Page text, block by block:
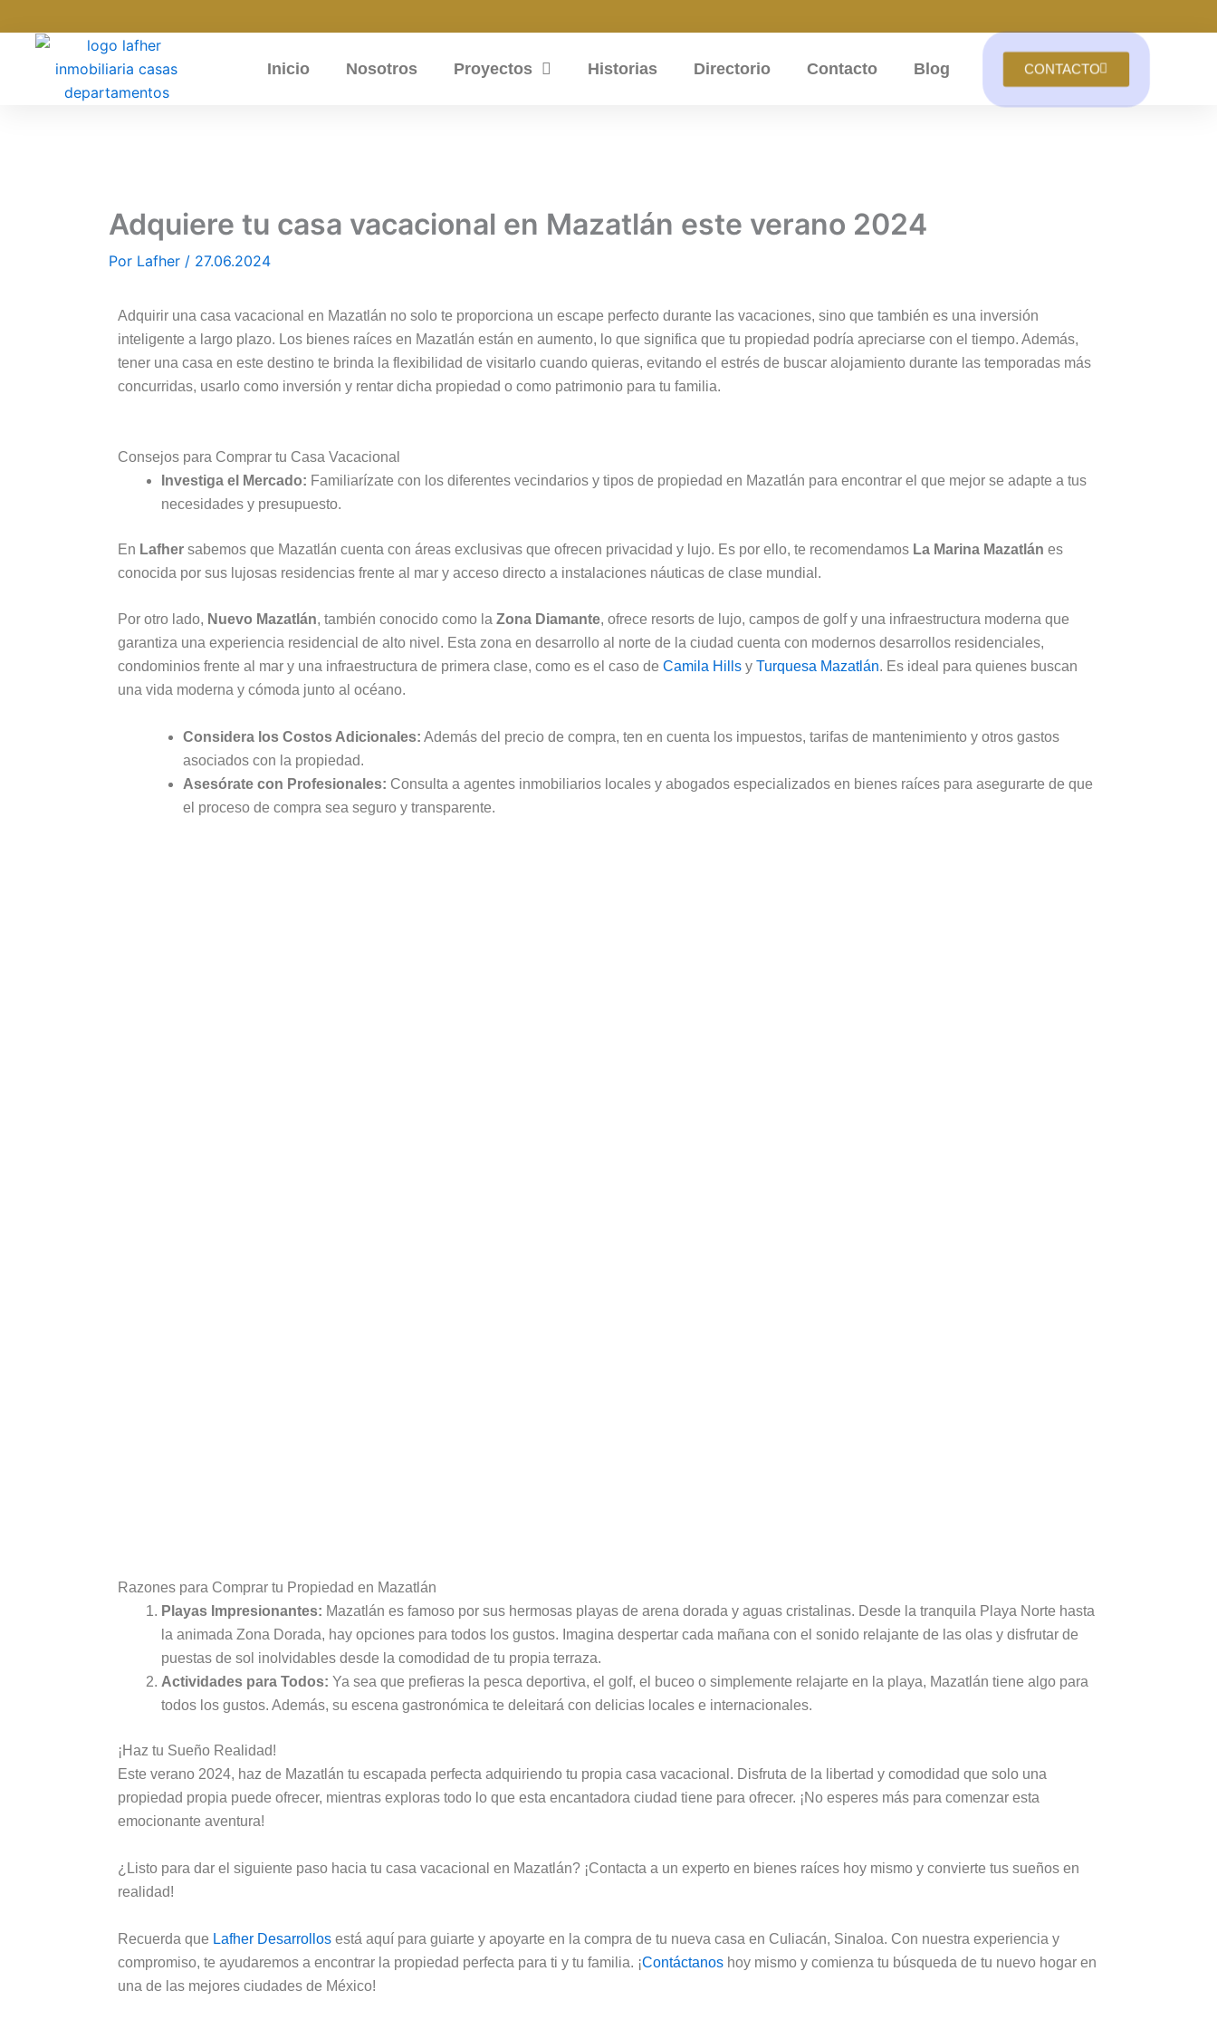
al
Inicio Nosotros Proyectos Historias Directorio Contacto Blog CONTACTO
Adquiere tu casa vacacional en Mazatlán este verano 2024
Por Lafher / 27.06.2024
Adquirir una casa vacacional en Mazatlán no solo te proporciona un escape perfecto durante las vacaciones, sino que también es una inversión
inteligente a largo plazo. Los bienes raíces en Mazatlán están en aumento, lo que significa que tu propiedad podría apreciarse con el tiempo. Además,
tener una casa en este destino te brinda la flexibilidad de visitarlo cuando quieras, evitando el estrés de buscar alojamiento durante las temporadas más
concurridas, usarlo como inversión y rentar dicha propiedad o como patrimonio para tu familia.
Consejos para Comprar tu Casa Vacacional
Investiga el Mercado: Familiarízate con los diferentes vecindarios y tipos de propiedad en Mazatlán para encontrar el que mejor se adapte a tus
necesidades y presupuesto.
En Lafher sabemos que Mazatlán cuenta con áreas exclusivas que ofrecen privacidad y lujo. Es por ello, te recomendamos La Marina Mazatlán es
conocida por sus lujosas residencias frente al mar y acceso directo a instalaciones náuticas de clase mundial.
Por otro lado, Nuevo Mazatlán, también conocido como la Zona Diamante, ofrece resorts de lujo, campos de golf y una infraestructura moderna que
garantiza una experiencia residencial de alto nivel. Esta zona en desarrollo al norte de la ciudad cuenta con modernos desarrollos residenciales,
condominios frente al mar y una infraestructura de primera clase, como es el caso de Camila Hills y Turquesa Mazatlán. Es ideal para quienes buscan
una vida moderna y cómoda junto al océano.
Considera los Costos Adicionales: Además del precio de compra, ten en cuenta los impuestos, tarifas de mantenimiento y otros gastos
asociados con la propiedad.
Asesórate con Profesionales: Consulta a agentes inmobiliarios locales y abogados especializados en bienes raíces para asegurarte de que
el proceso de compra sea seguro y transparente.
Razones para Comprar tu Propiedad en Mazatlán
Playas Impresionantes: Mazatlán es famoso por sus hermosas playas de arena dorada y aguas cristalinas. Desde la tranquila Playa Norte hasta
la animada Zona Dorada, hay opciones para todos los gustos. Imagina despertar cada mañana con el sonido relajante de las olas y disfrutar de
puestas de sol inolvidables desde la comodidad de tu propia terraza.
Actividades para Todos: Ya sea que prefieras la pesca deportiva, el golf, el buceo o simplemente relajarte en la playa, Mazatlán tiene algo para
todos los gustos. Además, su escena gastronómica te deleitará con delicias locales e internacionales.
¡Haz tu Sueño Realidad!
Este verano 2024, haz de Mazatlán tu escapada perfecta adquiriendo tu propia casa vacacional. Disfruta de la libertad y comodidad que solo una
propiedad propia puede ofrecer, mientras exploras todo lo que esta encantadora ciudad tiene para ofrecer. ¡No esperes más para comenzar esta
emocionante aventura!
¿Listo para dar el siguiente paso hacia tu casa vacacional en Mazatlán? ¡Contacta a un experto en bienes raíces hoy mismo y convierte tus sueños en
realidad!
Recuerda que Lafher Desarrollos está aquí para guiarte y apoyarte en la compra de tu nueva casa en Culiacán, Sinaloa. Con nuestra experiencia y
compromiso, te ayudaremos a encontrar la propiedad perfecta para ti y tu familia. ¡Contáctanos hoy mismo y comienza tu búsqueda de tu nuevo hogar en
una de las mejores ciudades de México!